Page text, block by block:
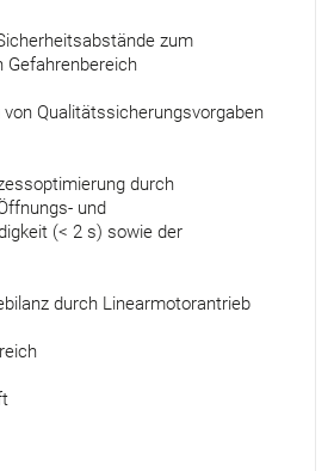
zum
Gefahrenbereich
Qualitätssicherungsvorgaben
durch
und
(< 2 s) sowie der
durch Linearmotorantrieb